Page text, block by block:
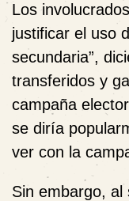
Los
justificar el uso
secundaria”,
transferidos y
campaña
se diría
ver con la
Sin embargo, al